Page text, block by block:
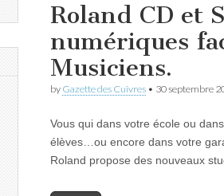
Roland CD et
numériques
Musiciens.
by Gazette des Cuivres • 30 septembre
Vous qui dans votre école ou
élèves…ou encore dans votre
Roland propose des nouveaux